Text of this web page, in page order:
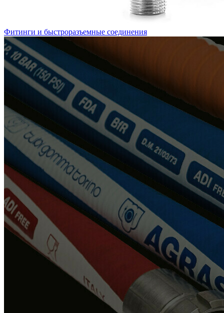
Фитинги и быстроразъемные соединения